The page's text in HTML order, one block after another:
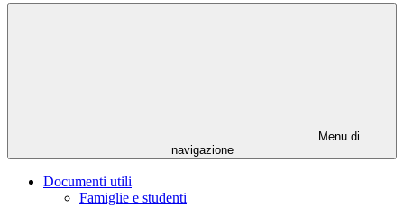
Menu di
navigazione
Documenti utili
Famiglie e studenti